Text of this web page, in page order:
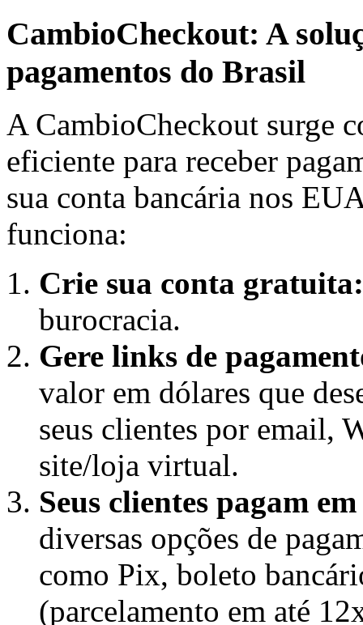
CambioCheckout: A
pagamentos do Brasil
A CambioCheckout surge
eficiente para receber
sua conta bancária nos
funciona:
Crie sua conta
burocracia.
Gere links de
valor em dólares que
seus clientes por email,
site/loja virtual.
Seus clientes pagam
diversas opções de
como Pix, boleto
(parcelamento em até